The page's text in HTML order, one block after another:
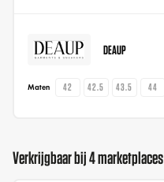
DEAUP
Maten 42 42.5 43.5 44
Verkrijgbaar bij 4 marketplaces